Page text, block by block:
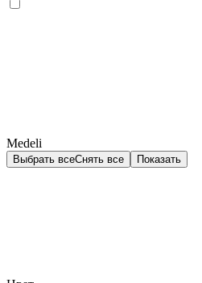
Medeli
Выбрать всеСнять все Показать